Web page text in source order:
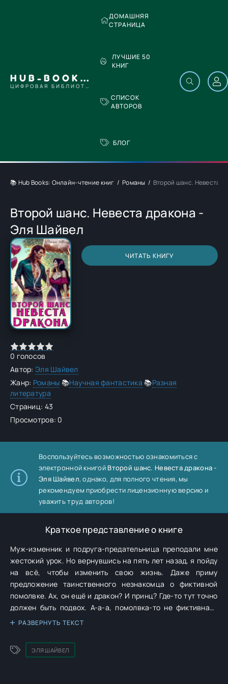
HUB-BOOKS.COM
ЦИФРОВАЯ БИБЛИОТЕКА
ДОМАШНЯЯ
СТРАНИЦА
ЛУЧШИЕ 50
КНИГ
СПИСОК
АВТОРОВ
БЛОГ
📚 Hub Books: Онлайн-чтение книг Романы Второй шанс. Невеста
Второй шанс. Невеста дракона -
Эля Шайвел
ЧИТАТЬ КНИГУ
0 голосов
Автор: Эля Шайвел
Жанр: Романы 📚Научная фантастика 📚Разная
литература
Страниц: 43
Просмотров: 0
Воспользуйтесь возможностью ознакомиться с
электронной книгой Второй шанс. Невеста дракона -
Эля Шайвел, однако, для полного чтения, мы
рекомендуем приобрести лицензионную версию и
уважить труд авторов!
Краткое представление о книге
Муж-изменник и подруга-предательница преподали мне
жестокий урок. Но вернувшись на пять лет назад, я пойду
на всё, чтобы изменить свою жизнь. Даже приму
предложение таинственного незнакомца о фиктивной
помолвке. Ах, он ещё и дракон? И принц? Где-то тут точно
должен быть подвох. А-а-а, помолвка-то не фиктивная?
Что значит, мы истинные?! ********** – Ты, сволочь, занял
расписку на моё имя?! – возмущённо крикнула я. – Эти
бандиты заявились ко мне и угрожали! – Я не знаю, о чём
РАЗВЕРНУТЬ ТЕКСТ
ЭЛЯ ШАЙВЕЛ